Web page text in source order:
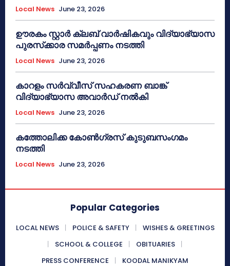
Local News June 23, 2026
ഊരകം സ്റ്റാർ ക്ലബ് വാർഷികവും വിദ്യാഭ്യാസ
പുരസ്‌ക്കാര സമർപ്പണം നടത്തി
Local News June 23, 2026
കാറളം സർവ്വീസ് സഹകരണ ബാങ്ക്
വിദ്യാഭ്യാസ അവാർഡ് നൽകി
Local News June 23, 2026
കത്തോലിക്ക കോൺഗ്രസ് കുടുബസംഗമം
നടത്തി
Local News June 23, 2026
Popular Categories
LOCAL NEWS POLICE & SAFETY
WISHES & GREETINGS
SCHOOL & COLLEGE
OBITUARIES
PRESS CONFERENCE
KOODAL MANIKYAM